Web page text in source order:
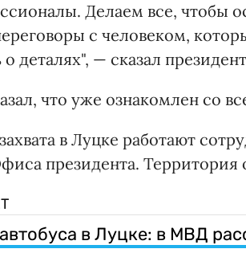
Делаем все, чтобы
с человеком,
деталях", — сказал
что уже ознакомлен со
в Луцке работают
президента. Территория
в Луцке: в МВД